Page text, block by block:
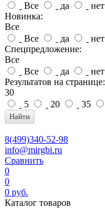
Все
да
нет
Новинка:
Все
Все
да
нет
Спецпредложение:
Все
Все
да
нет
Результатов на странице:
30
5
20 35
Найти
8(499)340-52-98
info@mirgbi.ru
Сравнить
0
0
0 руб.
Каталог товаров